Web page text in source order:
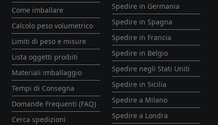
Come imballare
Calcolo peso volumetrico
Limiti di peso e misure
Lista oggetti proibiti
Materiali imballaggio
Tempi di Consegna
Domande Frequenti (FAQ)
Cerca spedizioni
Spedire in Germania
Spedire in Spagna
Spedire in Francia
Spedire in Belgio
Spedire negli Stati Uniti
Spedire in Sicilia
Spedire a Milano
Spedire a Londra